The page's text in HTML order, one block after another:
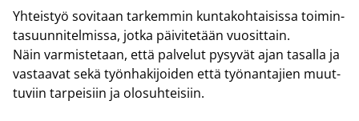
Yh­teis­työ so­vi­taan tar­kem­min kun­ta­koh­tai­sis­sa toi­min­
ta­suun­ni­tel­mis­sa, jotka päi­vi­te­tään vuo­sit­tain.
Näin var­mis­te­taan, että pal­ve­lut py­sy­vät ajan ta­sal­la ja
vas­taa­vat sekä työn­ha­ki­joi­den että työ­nan­ta­jien muut­
tu­viin tar­pei­siin ja olo­suh­tei­siin.